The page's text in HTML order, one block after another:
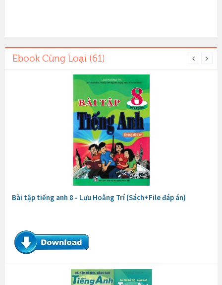
Ebook Cùng Loại (61)
Bài tập tiếng anh 8 - Lưu Hoằng Trí (Sách+File đáp án)